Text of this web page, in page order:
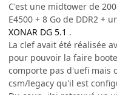
C'est une midtower de
E4500 + 8 Go de DDR2 +
XONAR DG 5.1 .
La clef avait été réalisée
pour pouvoir la faire
comporte pas d'uefi mais
csm/legacy qu'il est